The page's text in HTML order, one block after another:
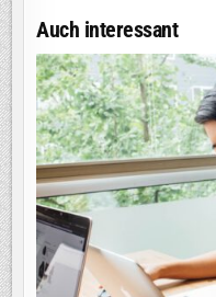
Auch interessant